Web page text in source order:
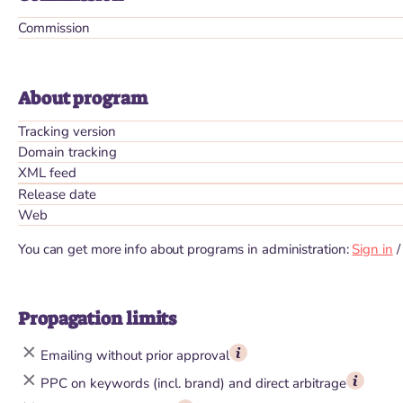
Commission
About program
Tracking version
Domain tracking
XML feed
Release date
Web
You can get more info about programs in administration: Sign in /
Propagation limits
Emailing without prior approval
PPC on keywords (incl. brand) and direct arbitrage